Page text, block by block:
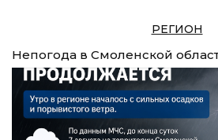
РЕГИОН
Непогода в Смоленской